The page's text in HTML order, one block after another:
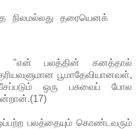
நிலமல்லது தரையெனக்
"என் பலத்தின் கனத்தால்
பூமாதேவியானவள்,
ஒரு பசுவைப் போல
பலத்தையும் கொண்டவரும்